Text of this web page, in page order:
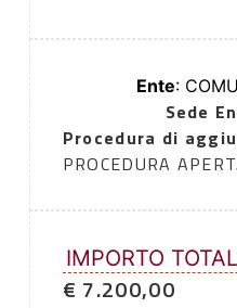
Ente:
Sede
Procedura di
PROCEDURA
IMPORTO
€ 7.200,00